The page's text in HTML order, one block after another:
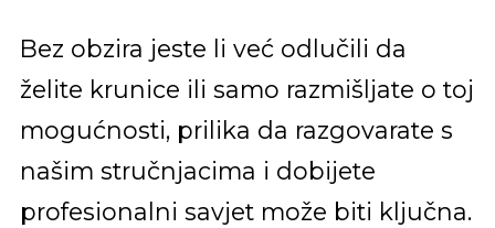
Bez obzira jeste li već odlučili da
želite krunice ili samo razmišljate o toj
mogućnosti, prilika da razgovarate s
našim stručnjacima i dobijete
profesionalni savjet može biti ključna.